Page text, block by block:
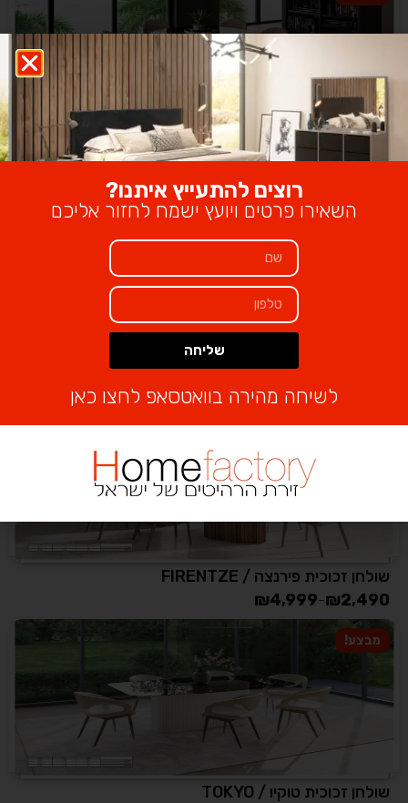
שולחן זכוכית קפלה / KAPELA
₪2,490
₪4,999
מבצע!
₪
מבצע!
שולחן זכוכית פירנצה / FIRENTZE
₪2,490
–
₪4,999
מבצע!
שולחן זכוכית טוקיו / TOKYO
רוצים להתעייץ איתנו?
השאירו פרטים ויועץ ישמח לחזור אליכם
שליחה
לשיחה מהירה בוואטסאפ לחצו כאן